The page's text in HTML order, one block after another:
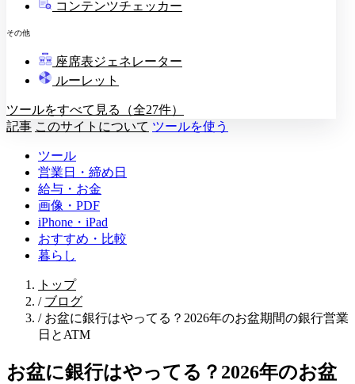
コンテンツチェッカー
その他
教壇
座席表ジェネレーター
ルーレット
ツールをすべて見る（全27件）
記事 このサイトについて ツールを使う
ツール
営業日・締め日
給与・お金
画像・PDF
iPhone・iPad
おすすめ・比較
暮らし
トップ
/ ブログ
/ お盆に銀行はやってる？2026年のお盆期間の銀行営業
日とATM
お盆に銀行はやってる？2026年のお盆